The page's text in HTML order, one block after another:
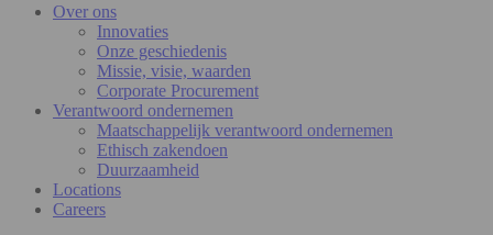
Over ons
Innovaties
Onze geschiedenis
Missie, visie, waarden
Corporate Procurement
Verantwoord ondernemen
Maatschappelijk verantwoord ondernemen
Ethisch zakendoen
Duurzaamheid
Locations
Careers